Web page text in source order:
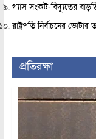
গ্যাস সংকট-বিদ্যুতের
রাষ্ট্রপতি নির্বাচনের
প্রতিরক্ষা